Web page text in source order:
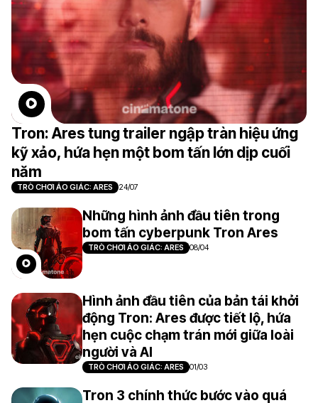
Tron: Ares tung trailer ngập tràn hiệu ứng
kỹ xảo, hứa hẹn một bom tấn lớn dịp cuối
năm
TRÒ CHƠI ẢO GIÁC: ARES 24/07
Những hình ảnh đầu tiên trong
bom tấn cyberpunk Tron Ares
TRÒ CHƠI ẢO GIÁC: ARES 08/04
Hình ảnh đầu tiên của bản tái khởi
động Tron: Ares được tiết lộ, hứa
hẹn cuộc chạm trán mới giữa loài
người và AI
TRÒ CHƠI ẢO GIÁC: ARES 01/03
Tron 3 chính thức bước vào quá